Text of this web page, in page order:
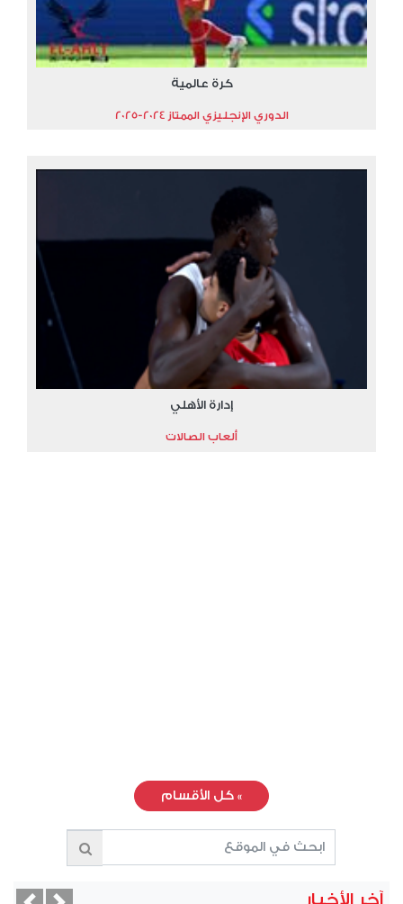
كرة عالمية
الدوري الإنجليزي الممتاز 2024-2025
إدارة الأهلي
ألعاب الصالات
» كل الأقسام
آخر الأخبار